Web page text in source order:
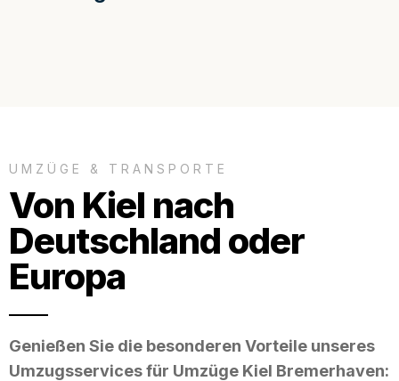
UMZÜGE & TRANSPORTE
Von Kiel nach
Deutschland oder
Europa
Genießen Sie die besonderen Vorteile unseres
Umzugsservices für Umzüge Kiel Bremerhaven: